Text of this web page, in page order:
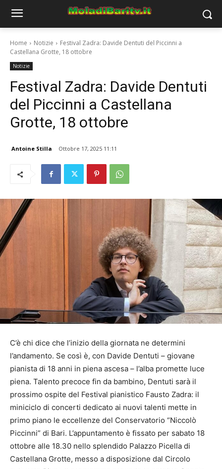
Home Notizie
Festival Zadra: Davide Dentuti del Piccinni a
Castellana Grotte, 18 ottobre
Notizie
Festival Zadra: Davide Dentuti
del Piccinni a Castellana
Grotte, 18 ottobre
Antoine Stilla Ottobre 17, 2025 11:11
C’è chi dice che l’inizio della giornata ne determini
l’andamento. Se così è, con Davide Dentuti – giovane
pianista di 18 anni in piena ascesa – l’alba promette luce
piena. Talento precoce fin da bambino, Dentuti sarà il
prossimo ospite del Festival pianistico Fausto Zadra: il
miniciclo di concerti dedicato ai nuovi talenti mette in
primo piano le eccellenze del Conservatorio “Niccolò
Piccinni” di Bari. L’appuntamento è fissato per sabato 18
ottobre alle 18.30 nello splendido Palazzo Picella di
Castellana Grotte, messo a disposizione dal Circolo